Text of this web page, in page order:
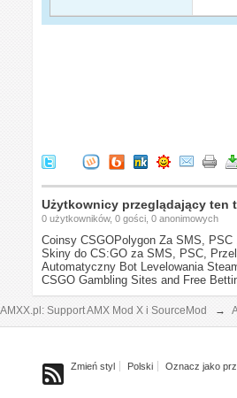
Użytkownicy przeglądający ten
0 użytkowników, 0 gości, 0 anonimowych
Coinsy CSGOPolygon Za SMS, PSC
Skiny do CS:GO za SMS, PSC,
Automatyczny Bot Levelowania
CSGO Gambling Sites and Free
AMXX.pl: Support AMX Mod X i SourceMod →
Zmień styl Polski Oznacz jako